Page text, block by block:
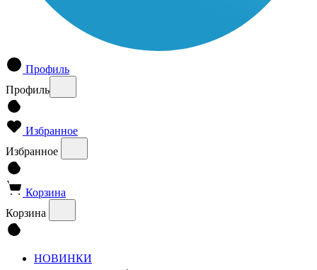
Профиль
Профиль
Избранное
Избранное
Корзина
Корзина
НОВИНКИ